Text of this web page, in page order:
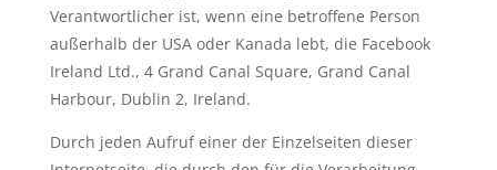
Verantwortlicher ist, wenn eine betroffene Person
außerhalb der USA oder Kanada lebt, die Facebook
Ireland Ltd., 4 Grand Canal Square, Grand Canal
Harbour, Dublin 2, Ireland.
Durch jeden Aufruf einer der Einzelseiten dieser